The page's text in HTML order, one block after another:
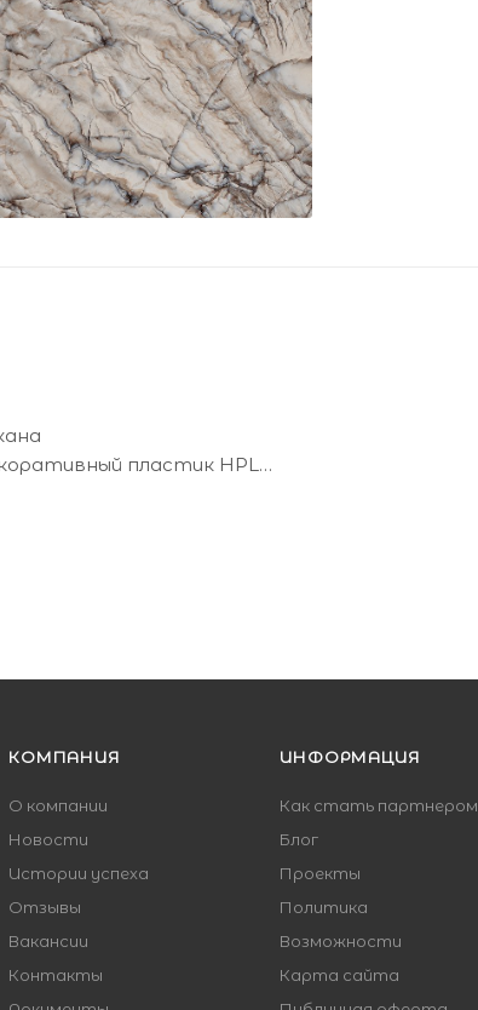
пластик HPL
КОМПАНИЯ
О компании
Новости
Истории успеха
Отзывы
Вакансии
Контакты
ИНФОРМАЦИЯ
Как стать партнером
Блог
Проекты
Политика
Возможности
Карта сайта